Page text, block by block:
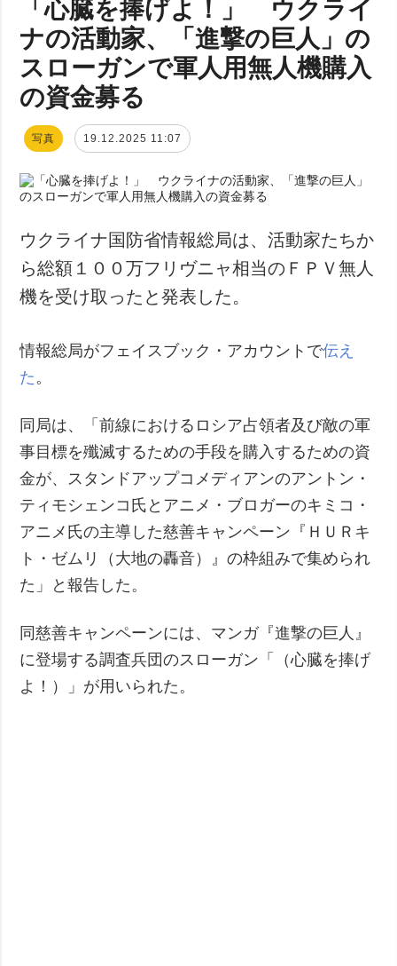
「心臓を捧げよ！」 ウクライ
ナの活動家、「進撃の巨人」の
スローガンで軍人用無人機購入
の資金募る
写真 19.12.2025 11:07
ウクライナ国防省情報総局は、活動家たちか
ら総額１００万フリヴニャ相当のＦＰＶ無人
機を受け取ったと発表した。
情報総局がフェイスブック・アカウントで伝え
た 。
同局は、「前線におけるロシア占領者及び敵の軍
事目標を殲滅するための手段を購入するための資
金が、スタンドアップコメディアンのアントン・
ティモシェンコ氏とアニメ・ブロガーのキミコ・
アニメ氏の主導した慈善キャンペーン『ＨＵＲキ
ト・ゼムリ（大地の轟音）』の枠組みで集められ
た」と報告した。
同慈善キャンペーンには、マンガ『進撃の巨人』
に登場する調査兵団のスローガン「（心臓を捧げ
よ！）」が用いられた。